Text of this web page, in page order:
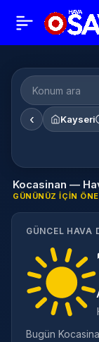
‹ Kayseri
Kocasinan —
GÜNÜNÜZ IÇIN
GÜNCEL HAVA
Bugün